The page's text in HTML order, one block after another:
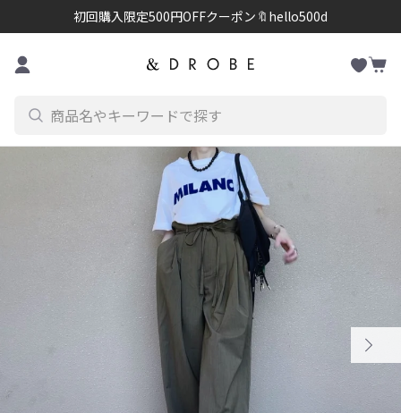
コンテンツに進む
初回購入限定500円OFFクーポン🔖hello500d
に ー